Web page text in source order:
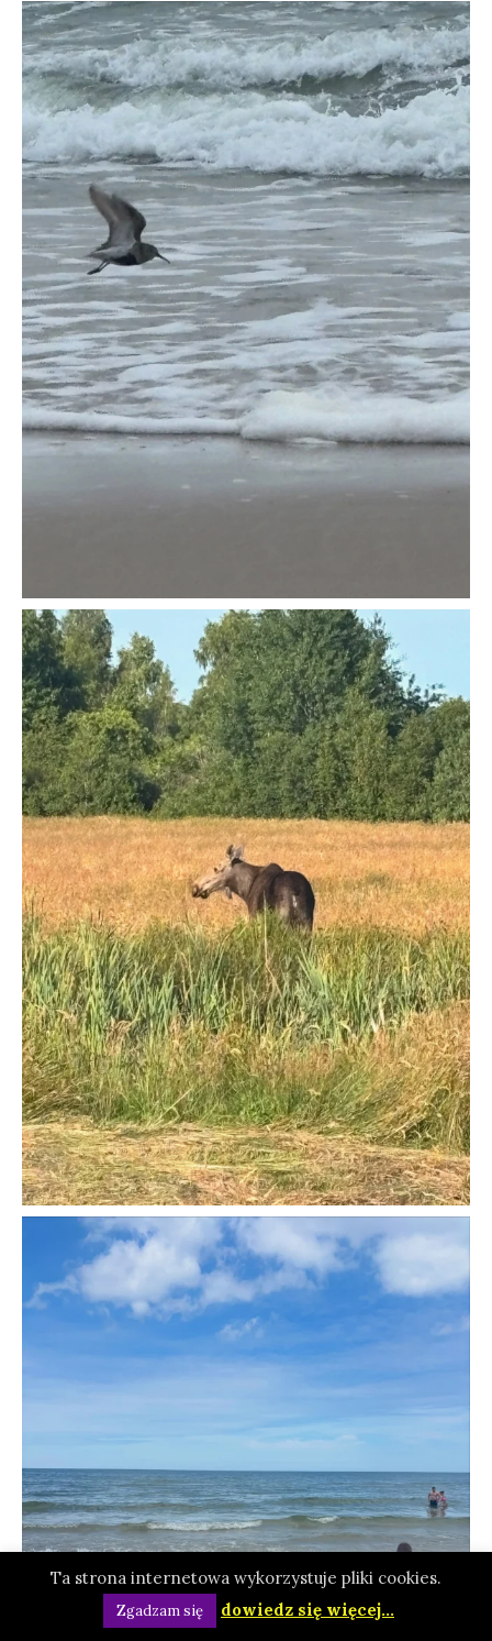
Ta strona internetowa wykorzystuje pliki cookies.
Zgadzam się dowiedz się więcej...